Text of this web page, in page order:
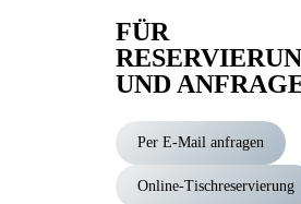
FÜR
UND
Per E-Mail anfragen
Online-Tischreservierung